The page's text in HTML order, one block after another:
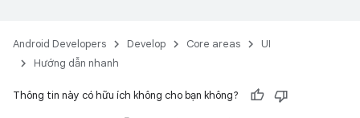
Android Developers Develop Core areas
UI
Hướng dẫn nhanh
Thông tin này có hữu ích không cho bạn không?